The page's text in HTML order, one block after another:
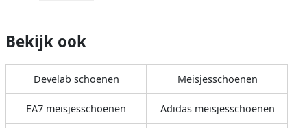
Bekijk ook
Develab schoenen Meisjesschoenen
EA7 meisjesschoenen Adidas meisjesschoenen